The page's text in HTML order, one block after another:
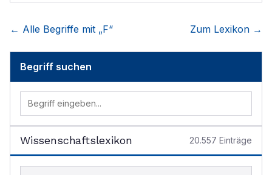
← Alle Begriffe mit „F“ Zum Lexikon →
Begriff suchen
Wissenschaftslexikon 20.557 Einträge